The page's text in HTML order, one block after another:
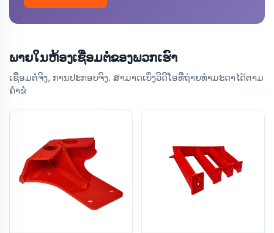
ພາຍໃນຫ້ອງເຊື່ອມຕໍ່ຂອງພວກເຮົາ
ເຊື່ອມຕໍ່ຈິງ, ການປະກອບຈິງ. ສາມາດເບິ່ງວີດີໂອທີ່ຖ່າຍທຳມະດາໄດ້ຕາມ
ຄຳຂໍ